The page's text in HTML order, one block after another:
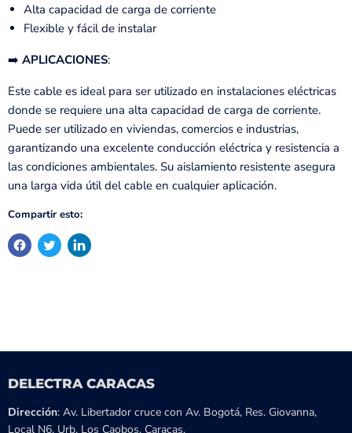
Alta capacidad de carga de corriente
Flexible y fácil de instalar
➡️ APLICACIONES:
Este cable es ideal para ser utilizado en instalaciones eléctricas
donde se requiere una alta capacidad de carga de corriente.
Puede ser utilizado en viviendas, comercios e industrias,
garantizando una excelente conducción eléctrica y resistencia a
las condiciones ambientales. Su aislamiento resistente asegura
una larga vida útil del cable en cualquier aplicación.
Compartir esto:
DELECTRA CARACAS
Dirección: Av. Libertador cruce con Av. Bogotá, Res. Giovanna,
Local N6, Urb. Los Caobos, Caracas.